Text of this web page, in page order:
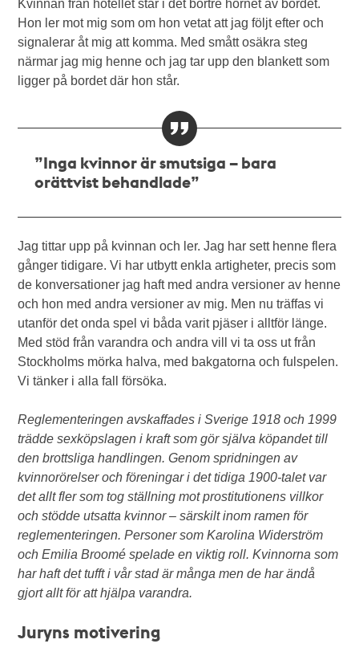
Kvinnan från hotellet står i det bortre hörnet av bordet.
Hon ler mot mig som om hon vetat att jag följt efter och
signalerar åt mig att komma. Med smått osäkra steg
närmar jag mig henne och jag tar upp den blankett som
ligger på bordet där hon står.
”Inga kvinnor är smutsiga – bara
orättvist behandlade”
Jag tittar upp på kvinnan och ler. Jag har sett henne flera
gånger tidigare. Vi har utbytt enkla artigheter, precis som
de konversationer jag haft med andra versioner av henne
och hon med andra versioner av mig. Men nu träffas vi
utanför det onda spel vi båda varit pjäser i alltför länge.
Med stöd från varandra och andra vill vi ta oss ut från
Stockholms mörka halva, med bakgatorna och fulspelen.
Vi tänker i alla fall försöka.
Reglementeringen avskaffades i Sverige 1918 och 1999
trädde sexköpslagen i kraft som gör själva köpandet till
den brottsliga handlingen. Genom spridningen av
kvinnorörelser och föreningar i det tidiga 1900-talet var
det allt fler som tog ställning mot prostitutionens villkor
och stödde utsatta kvinnor – särskilt inom ramen för
reglementeringen. Personer som Karolina Widerström
och Emilia Broomé spelade en viktig roll. Kvinnorna som
har haft det tufft i vår stad är många men de har ändå
gjort allt för att hjälpa varandra.
Juryns motivering